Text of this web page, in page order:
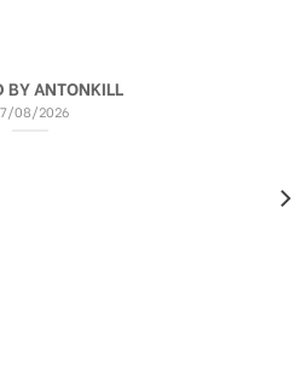
BY ANTONKILL
08/2026